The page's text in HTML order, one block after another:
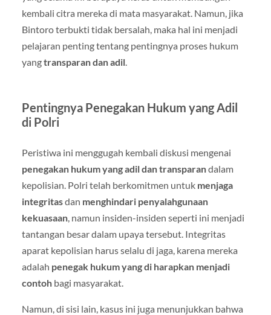
kembali citra mereka di mata masyarakat. Namun, jika
Bintoro terbukti tidak bersalah, maka hal ini menjadi
pelajaran penting tentang pentingnya proses hukum
yangtransparan dan adil.
Pentingnya Penegakan Hukum yang Adil
di Polri
Peristiwa ini menggugah kembali diskusi mengenai
penegakan hukum yang adil dan transparandalam
kepolisian. Polri telah berkomitmen untuk menjaga
integritasdan menghindari penyalahgunaan
kekuasaan, namun insiden-insiden seperti ini menjadi
tantangan besar dalam upaya tersebut. Integritas
aparat kepolisian harus selalu di jaga, karena mereka
adalah penegak hukum yang di harapkan menjadi
contohbagi masyarakat.
Namun, di sisi lain, kasus ini juga menunjukkan bahwa